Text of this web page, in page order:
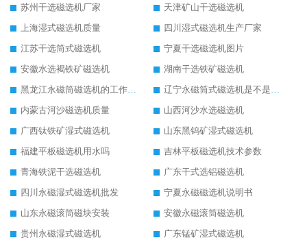
苏州干选磁选机厂家
天津矿山干选磁选机
上海湿式磁选机质量
四川湿式磁选机生产厂家
江苏干选筒式磁选机
宁夏干选磁选机图片
安徽水选褐铁矿磁选机
湖南干选铁矿磁选机
黑龙江永磁筒磁选机的工作原理
辽宁永磁筒式磁选机是不是强磁
内蒙古河沙磁选机质量
山西河沙水选磁选机
广西钛铁矿湿式磁选机
山东黑钨矿湿式磁选机
福建平板磁选机用水吗
吉林平板磁选机技术参数
青海铁泥干选磁选机
广东干式选铝磁选机
四川永磁湿式磁选机批发
宁夏永磁磁选机说明书
山东永磁滚筒磁块安装
安徽永磁滚筒磁选机
贵州永磁湿式磁选机
广东锰矿湿式磁选机